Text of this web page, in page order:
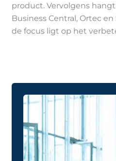
product. Vervolgens
Business Central, Ortec
de focus ligt op het